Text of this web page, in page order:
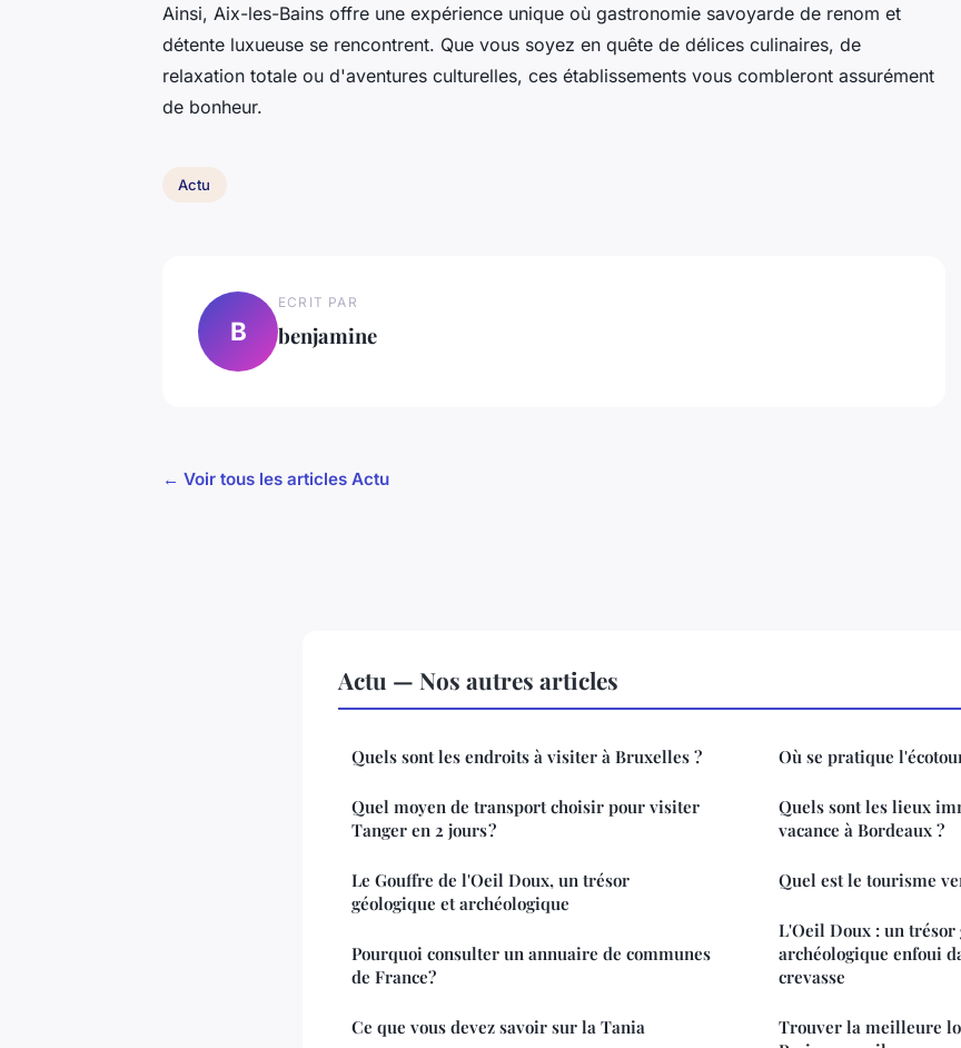
Ainsi, Aix-les-Bains offre une expérience unique où gastronomie savoyarde de renom et
détente luxueuse se rencontrent. Que vous soyez en quête de délices culinaires, de
relaxation totale ou d'aventures culturelles, ces établissements vous combleront assurément
de bonheur.
Actu
B
ECRIT PAR
benjamine
← Voir tous les articles Actu
Actu — Nos autres articles
Quels sont les endroits à visiter à Bruxelles ?
Quel moyen de transport choisir pour visiter
Tanger en 2 jours ?
Le Gouffre de l'Oeil Doux, un trésor
géologique et archéologique
Pourquoi consulter un annuaire de communes
de France?
Ce que vous devez savoir sur la Tania
Où se pratique
Quels sont les lieux
vacance à Bordeaux ?
Quel est le tourisme
L'Oeil Doux : un trésor
archéologique enfoui
crevasse
Trouver la meilleure